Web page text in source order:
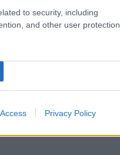
to security, including
and other user protection.
Privacy Policy